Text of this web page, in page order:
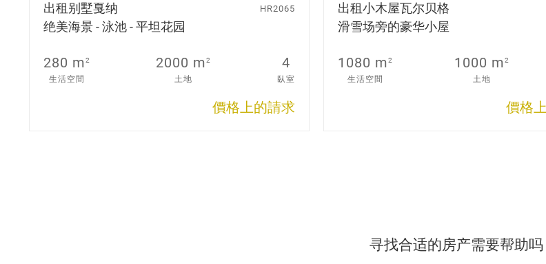
出租别墅戛纳
绝美海景 - 泳池 - 平坦花园
HR2065
280 m2
生活空間
2000 m2
土地
4
臥室
價格上的請求
出租小木屋瓦尔贝格
滑雪场旁的豪华小屋
1080 m2
生活空間
1000 m2
土地
價格
寻找合适的房产需要帮助吗